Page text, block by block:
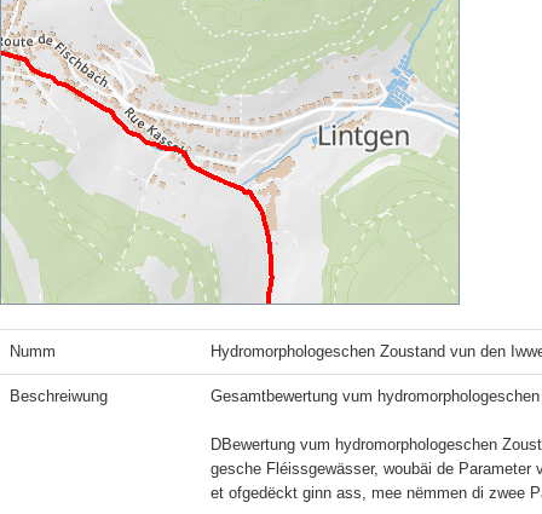
Numm Hydromorphologeschen Zoustand vun den
Beschreiwung Gesamtbewertung vum
DBewertung vum hydromorphologeschen
gesche Fléissgewässer, woubäi de Parameter
et ofgedëckt ginn ass, mee nëmmen di zwee